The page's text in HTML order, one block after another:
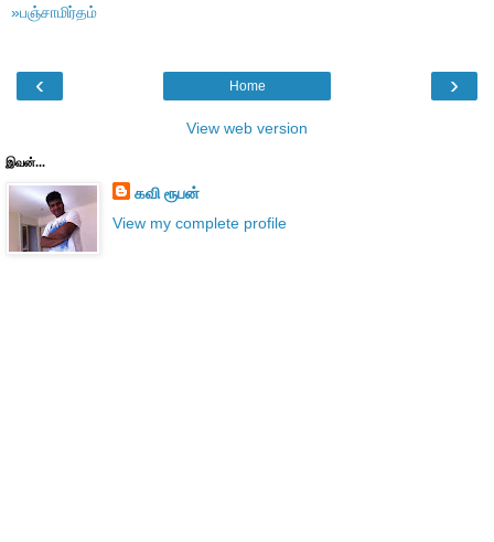
»பஞ்சாமிர்தம்
‹ ›
Home
View web version
இவன்...
கவி ரூபன்
View my complete profile